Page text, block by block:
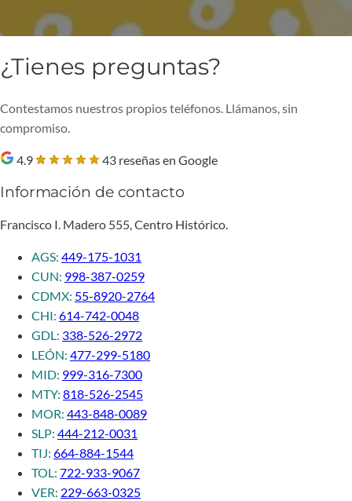
¿Tienes preguntas?
Contestamos nuestros propios teléfonos. Llámanos, sin
compromiso.
4.9 43 reseñas en Google
Información de contacto
Francisco I. Madero 555, Centro Histórico.
AGS: 449-175-1031
CUN: 998-387-0259
CDMX: 55-8920-2764
CHI: 614-742-0048
GDL: 338-526-2972
LEÓN: 477-299-5180
MID: 999-316-7300
MTY: 818-526-2545
MOR: 443-848-0089
SLP: 444-212-0031
TIJ: 664-884-1544
TOL: 722-933-9067
VER: 229-663-0325